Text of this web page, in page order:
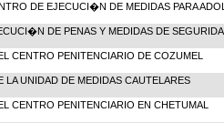
DE EJECUCI�N DE MEDIDAS PARA
DE PENAS Y MEDIDAS DE
CENTRO PENITENCIARIO DE COZUMEL
UNIDAD DE MEDIDAS CAUTELARES
CENTRO PENITENCIARIO EN CHETUMAL